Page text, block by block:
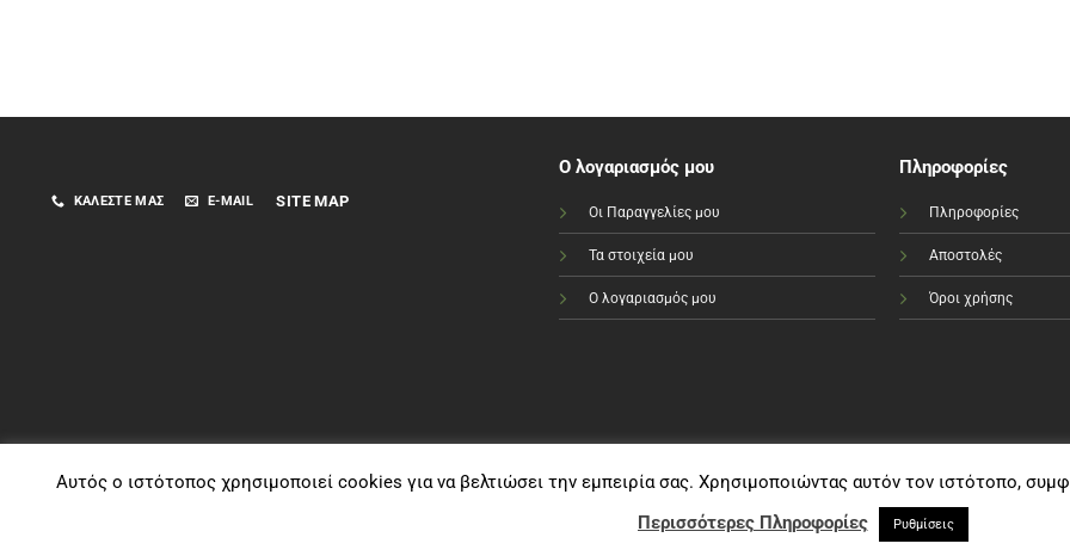
ΚΑΛΈΣΤΕ ΜΑΣ E-MAIL SITE MAP
Ο λογαριασμός μου
Οι Παραγγελίες μου
Τα στοιχεία μου
Ο λογαριασμός μου
Πληροφορίες
Πληροφορίες
Αποστολές
Όροι χρήσης
Visa PayPal MasterCardBank
Transfer
Cash
On
Copyright e-sportshop.gr 2021©
Αυτός ο ιστότοπος χρησιμοποιεί cookies για να βελτιώσει την εμπειρία σας. Χρησιμοποιώντας αυτόν τον ιστότοπο,
Περισσότερες Πληροφορίες Ρυθμίσεις